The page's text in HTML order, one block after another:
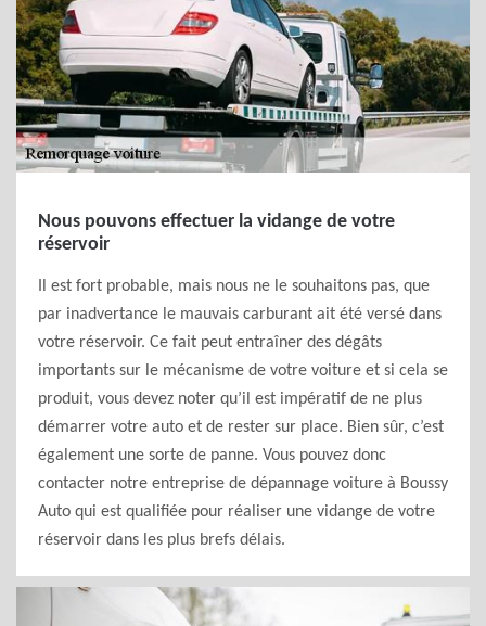
Nous pouvons effectuer la vidange de votre
réservoir
Il est fort probable, mais nous ne le souhaitons pas, que
par inadvertance le mauvais carburant ait été versé dans
votre réservoir. Ce fait peut entraîner des dégâts
importants sur le mécanisme de votre voiture et si cela se
produit, vous devez noter qu’il est impératif de ne plus
démarrer votre auto et de rester sur place. Bien sûr, c’est
également une sorte de panne. Vous pouvez donc
contacter notre entreprise de dépannage voiture à Boussy
Auto qui est qualifiée pour réaliser une vidange de votre
réservoir dans les plus brefs délais.